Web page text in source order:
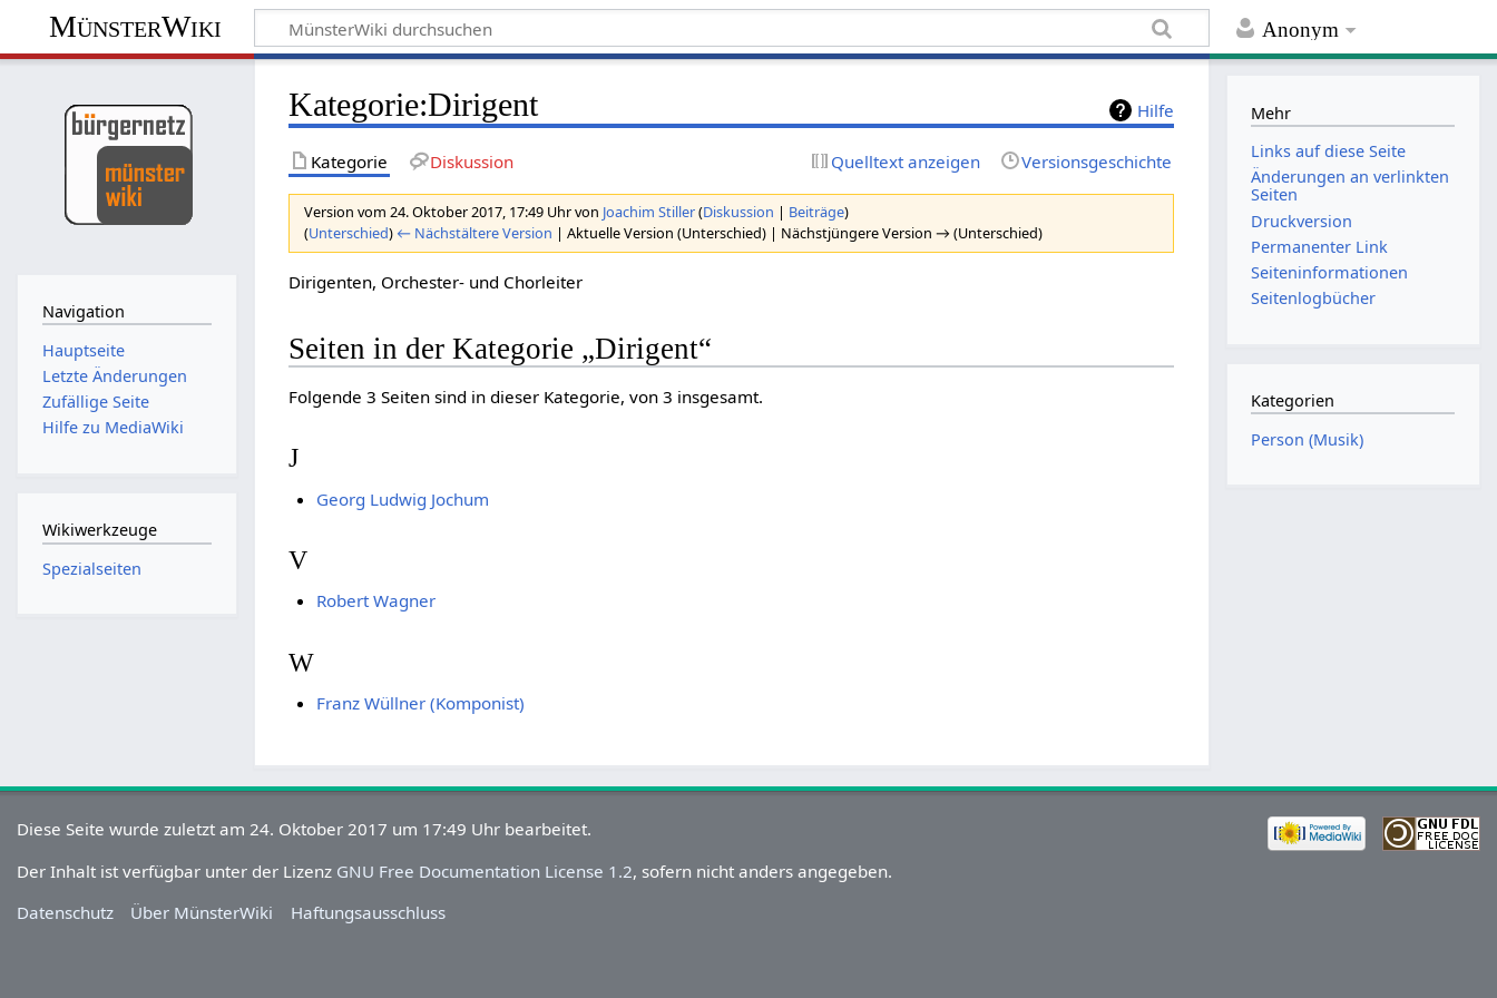
Anonym
MünsterWiki
Hilfe
Kategorie:Dirigent
Kategorie Diskussion Quelltext anzeigen Versionsgeschichte
Version vom 24. Oktober 2017, 17:49 Uhr von Joachim Stiller(Diskussion | Beiträge)
(Unterschied) ← Nächstältere Version | Aktuelle Version (Unterschied) | Nächstjüngere Version → (Unterschied)
Dirigenten, Orchester- und Chorleiter
Seiten in der Kategorie „Dirigent“
Folgende 3 Seiten sind in dieser Kategorie, von 3 insgesamt.
J
Georg Ludwig Jochum
V
Robert Wagner
W
Franz Wüllner (Komponist)
Navigation
Hauptseite
Letzte Änderungen
Zufällige Seite
Hilfe zu MediaWiki
Wikiwerkzeuge
Spezialseiten
Mehr
Links auf diese Seite
Änderungen an verlinkten
Seiten
Druckversion
Permanenter Link
Seiten­informationen
Seitenlogbücher
Kategorien
Person (Musik)
Diese Seite wurde zuletzt am 24. Oktober 2017 um 17:49 Uhr bearbeitet.
Der Inhalt ist verfügbar unter der Lizenz GNU Free Documentation License 1.2, sofern nicht anders angegeben.
Datenschutz
Über MünsterWiki Haftungsausschluss